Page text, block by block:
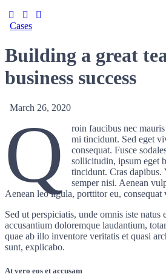
Cases
Building a great
business success
March 26, 2020
Q
roin faucibus nec
mi tincidunt. Sed eget
consequat. Fusce
sollicitudin, ipsum eget
tincidunt. Cras dapibus.
semper nisi. Aenean
Aenean leo ligula, porttitor eu, consequat
Sed ut perspiciatis, unde omnis iste natus
accusantium doloremque laudantium,
quae ab illo inventore veritatis et quasi
sunt, explicabo.
At vero eos et accusam